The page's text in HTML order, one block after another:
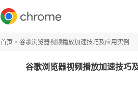
首页 > 谷歌浏览器视频播放加速技巧及应用实例
谷歌浏览器视频播放加速技巧